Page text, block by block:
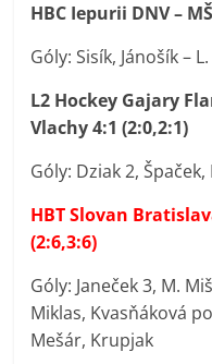
HBC Iepurii DNV –
Góly: Sisík, Jánošík –
L2 Hockey Gajary
Vlachy 4:1 (2:0,2:1)
Góly: Dziak 2,
HBT Slovan
(2:6,3:6)
Góly: Janeček 3, M.
Miklas, Kvasňáková
Mešár, Krupjak